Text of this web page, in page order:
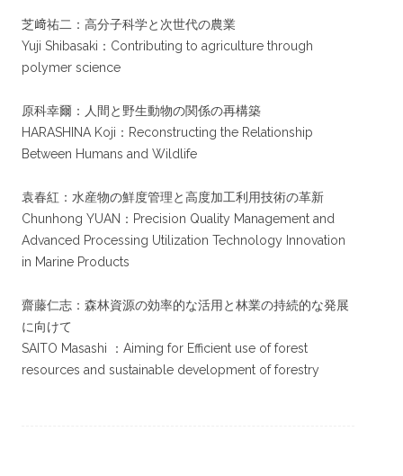
芝﨑祐二：高分子科学と次世代の農業
Yuji Shibasaki：Contributing to agriculture through
polymer science
原科幸爾：人間と野生動物の関係の再構築
HARASHINA Koji：Reconstructing the Relationship
Between Humans and Wildlife
袁春紅：水産物の鮮度管理と高度加工利用技術の革新
Chunhong YUAN：Precision Quality Management and
Advanced Processing Utilization Technology Innovation
in Marine Products
齋藤仁志：森林資源の効率的な活用と林業の持続的な発展
に向けて
SAITO Masashi ：Aiming for Efficient use of forest
resources and sustainable development of forestry